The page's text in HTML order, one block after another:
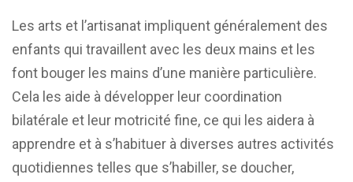
Les arts et l’artisanat impliquent généralement des
enfants qui travaillent avec les deux mains et les
font bouger les mains d’une manière particulière.
Cela les aide à développer leur coordination
bilatérale et leur motricité fine, ce qui les aidera à
apprendre et à s’habituer à diverses autres activités
quotidiennes telles que s’habiller, se doucher,